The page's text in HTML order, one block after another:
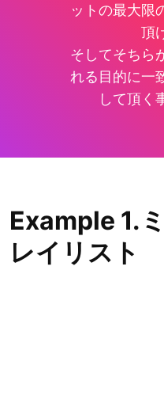
ットの最大限
頂
そしてそちら
れる目的に一
して頂く
Example 1.
レイリスト